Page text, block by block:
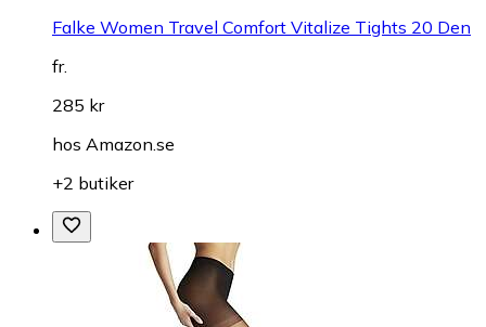
Falke Women Travel Comfort Vitalize Tights 20 Den
fr.
285 kr
hos Amazon.se
+2 butiker